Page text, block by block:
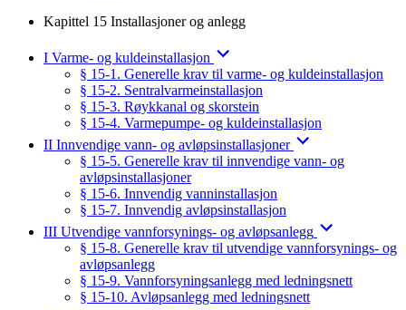
Kapittel 15 Installasjoner og anlegg
I Varme- og kuldeinstallasjon
§ 15-1. Generelle krav til varme- og kuldeinstallasjon
§ 15-2. Sentralvarmeinstallasjon
§ 15-3. Røykkanal og skorstein
§ 15-4. Varmepumpe- og kuldeinstallasjon
II Innvendige vann- og avløpsinstallasjoner
§ 15-5. Generelle krav til innvendige vann- og
avløpsinstallasjoner
§ 15-6. Innvendig vanninstallasjon
§ 15-7. Innvendig avløpsinstallasjon
III Utvendige vannforsynings- og avløpsanlegg
§ 15-8. Generelle krav til utvendige vannforsynings- og
avløpsanlegg
§ 15-9. Vannforsyningsanlegg med ledningsnett
§ 15-10. Avløpsanlegg med ledningsnett